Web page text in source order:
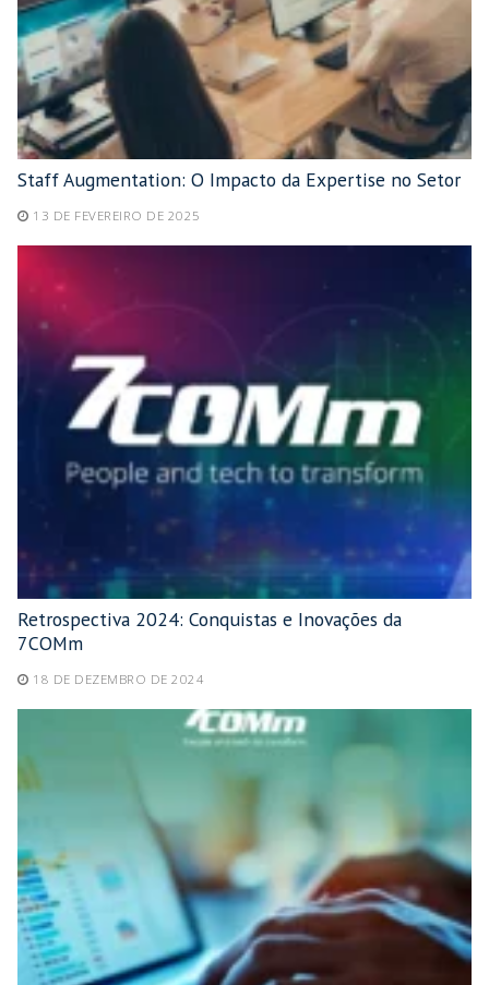
Staff Augmentation: O Impacto da Expertise no Setor
13 DE FEVEREIRO DE 2025
Retrospectiva 2024: Conquistas e Inovações da
7COMm
18 DE DEZEMBRO DE 2024